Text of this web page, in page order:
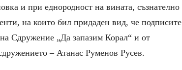
и при еднородност на вината, съзнателно
на които бил придаден вид, че подписите
Сдружение „Да запазим Корал“ и от
– Атанас Руменов Русев.